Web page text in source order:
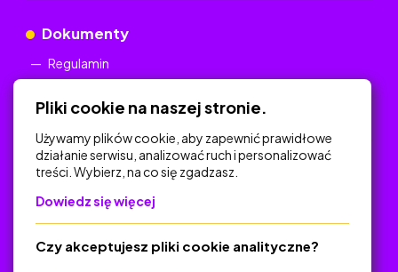
Dokumenty
Regulamin
Na skróty
Polityka Prywatności
O platformie
Pliki cookie na naszej stronie.
Używamy plików cookie, aby zapewnić prawidłowe
działanie serwisu, analizować ruch i personalizować
treści. Wybierz, na co się zgadzasz.
Dowiedz się więcej
Czy akceptujesz pliki cookie analityczne?